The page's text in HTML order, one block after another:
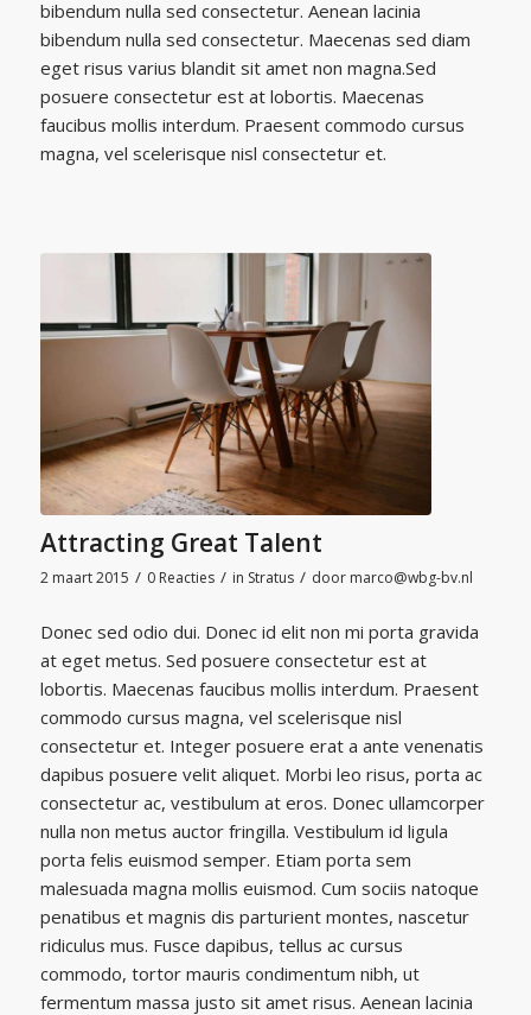
bibendum nulla sed consectetur. Aenean lacinia
bibendum nulla sed consectetur. Maecenas sed diam
eget risus varius blandit sit amet non magna.Sed
posuere consectetur est at lobortis. Maecenas
faucibus mollis interdum. Praesent commodo cursus
magna, vel scelerisque nisl consectetur et.
Attracting Great Talent
2 maart 2015 / 0 Reacties / in Stratus / door marco@wbg-bv.nl
Donec sed odio dui. Donec id elit non mi porta gravida
at eget metus. Sed posuere consectetur est at
lobortis. Maecenas faucibus mollis interdum. Praesent
commodo cursus magna, vel scelerisque nisl
consectetur et. Integer posuere erat a ante venenatis
dapibus posuere velit aliquet. Morbi leo risus, porta ac
consectetur ac, vestibulum at eros. Donec ullamcorper
nulla non metus auctor fringilla. Vestibulum id ligula
porta felis euismod semper. Etiam porta sem
malesuada magna mollis euismod. Cum sociis natoque
penatibus et magnis dis parturient montes, nascetur
ridiculus mus. Fusce dapibus, tellus ac cursus
commodo, tortor mauris condimentum nibh, ut
fermentum massa justo sit amet risus. Aenean lacinia